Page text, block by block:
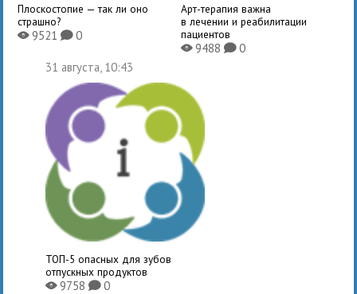
Плоскостопие — так ли оно
страшно?
X9521K0
Арт-терапия важна
в лечении и реабилитации
пациентов
X9488 K0
31 августа, 10:43
ТОП-5 опасных для зубов
отпускных продуктов
X9758K0